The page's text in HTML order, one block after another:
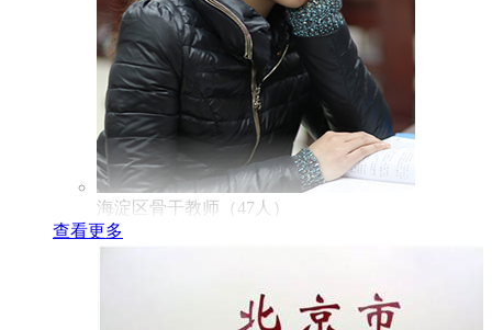
海淀区骨干教师（47人）
查看更多